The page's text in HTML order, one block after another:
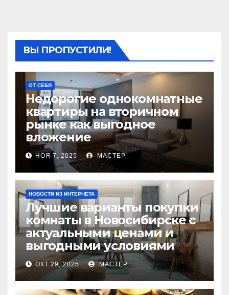
ВЫ ПРОПУСТИЛИ!
ОТ СЕБЯ
Недорогие однокомнатные
квартиры на вторичном
рынке как выгодное
вложение
НОЯ 7, 2025 МАСТЕР
НОВОСТИ ИЗ ИНТЕРНЕТА
Лучшие варианты покупки
комнаты в Новосибирске с
актуальными ценами и
выгодными условиями
ОКТ 29, 2025 МАСТЕР